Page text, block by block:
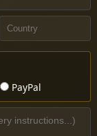
PayPal